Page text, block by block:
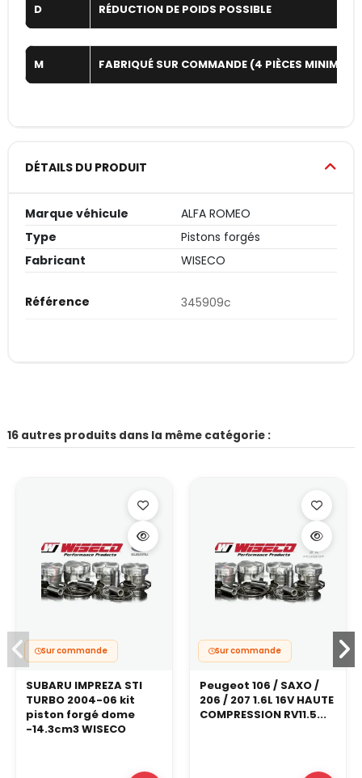
D RÉDUCTION DE POIDS POSSIBLE
M FABRIQUÉ SUR COMMANDE (4 PIÈCES MINIMUM)
DÉTAILS DU PRODUIT
Marque véhicule
ALFA ROMEO
Type
Pistons forgés
Fabricant
WISECO
Référence 345909c
16 autres produits dans la même catégorie :
Sur commande
SUBARU IMPREZA STI
TURBO 2004-06 kit
piston forgé dome
-14.3cm3 WISECO
Sur commande
Peugeot 106 / SAXO /
206 / 207 1.6L 16V HAUTE
COMPRESSION RV11.5...